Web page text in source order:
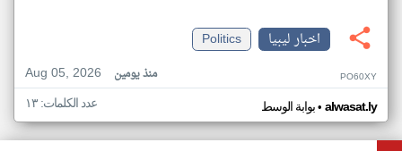
اخبار ليبيا
Politics
Aug 05, 2026
منذ يومين PO60XY
بوابة الوسط• alwasat.ly عدد الكلمات: ١٣